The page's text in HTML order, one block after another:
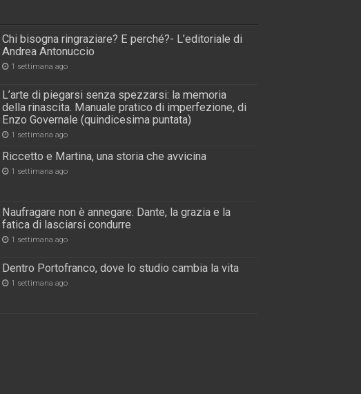
Chi bisogna ringraziare? E perché?- L’editoriale di
Andrea Antonuccio
1 settimana ago
L’arte di piegarsi senza spezzarsi: la memoria
della rinascita. Manuale pratico di imperfezione, di
Enzo Governale (quindicesima puntata)
1 settimana ago
Riccetto e Martina, una storia che avvicina
1 settimana ago
Naufragare non è annegare: Dante, la grazia e la
fatica di lasciarsi condurre
1 settimana ago
Dentro Portofranco, dove lo studio cambia la vita
1 settimana ago